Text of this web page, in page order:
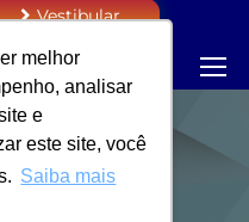
melhor
analisar
e
este site, você
Saiba mais
Vestibular